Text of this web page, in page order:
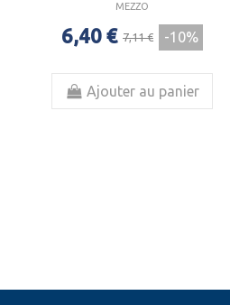
MEZZO
6,40 € 7,11 € -10%
Ajouter au panier